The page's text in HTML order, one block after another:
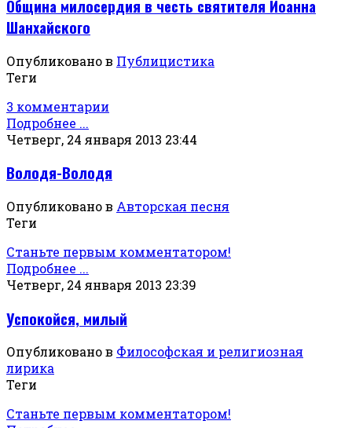
Община милосердия в честь святителя Иоанна
Шанхайского
Опубликовано в Публицистика
Теги
3 комментарии
Подробнее ...
Четверг, 24 января 2013 23:44
Володя-Володя
Опубликовано в Авторская песня
Теги
Станьте первым комментатором!
Подробнее ...
Четверг, 24 января 2013 23:39
Успокойся, милый
Опубликовано в Философская и религиозная
лирика
Теги
Станьте первым комментатором!